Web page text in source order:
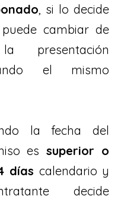
, si lo decide
cambiar de
presentación
el mismo
la fecha del
es superior o
días calendario y
decide